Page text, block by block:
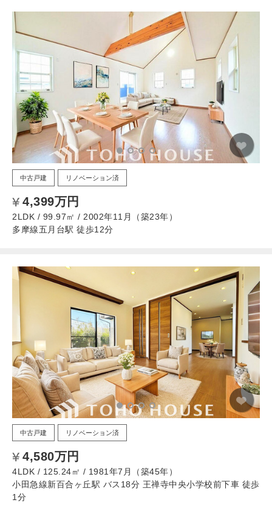
中古戸建 リノベーション済
4,399万円
2LDK / 99.97㎡ / 2002年11月（築23年）
多摩線五月台駅 徒歩12分
中古戸建 リノベーション済
4,580万円
4LDK / 125.24㎡ / 1981年7月（築45年）
小田急線新百合ヶ丘駅 バス18分 王禅寺中央小学校前下車 徒歩
1分